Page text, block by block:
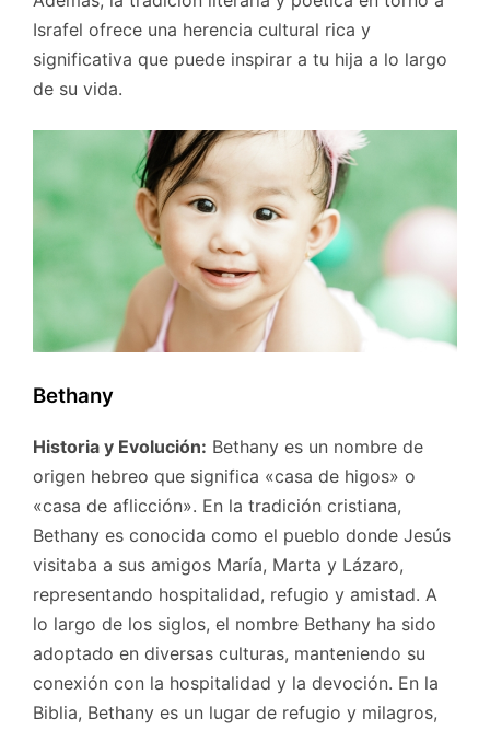
Israfel ofrece una herencia cultural rica y
significativa que puede inspirar a tu hija a lo largo
de su vida.
Bethany
Historia y Evolución: Bethany es un nombre de
origen hebreo que significa «casa de higos» o
«casa de aflicción». En la tradición cristiana,
Bethany es conocida como el pueblo donde Jesús
visitaba a sus amigos María, Marta y Lázaro,
representando hospitalidad, refugio y amistad. A
lo largo de los siglos, el nombre Bethany ha sido
adoptado en diversas culturas, manteniendo su
conexión con la hospitalidad y la devoción. En la
Biblia, Bethany es un lugar de refugio y milagros,